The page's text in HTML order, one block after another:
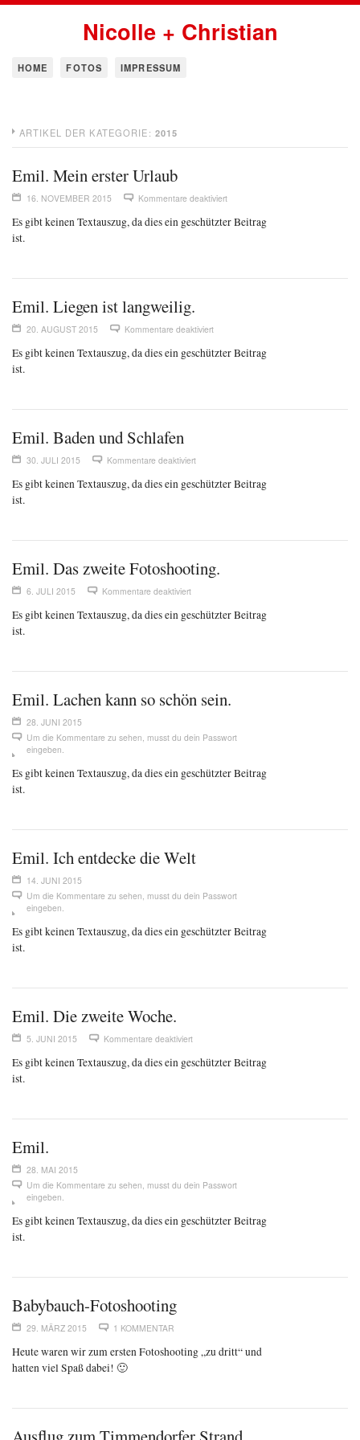
Nicolle + Christian
HOME FOTOS IMPRESSUM
ARTIKEL DER KATEGORIE: 2015
Emil. Mein erster Urlaub
16. NOVEMBER 2015 Kommentare deaktiviert
Es gibt keinen Textauszug, da dies ein geschützter Beitrag
ist.
Emil. Liegen ist langweilig.
20. AUGUST 2015 Kommentare deaktiviert
Es gibt keinen Textauszug, da dies ein geschützter Beitrag
ist.
Emil. Baden und Schlafen
30. JULI 2015 Kommentare deaktiviert
Es gibt keinen Textauszug, da dies ein geschützter Beitrag
ist.
Emil. Das zweite Fotoshooting.
6. JULI 2015 Kommentare deaktiviert
Es gibt keinen Textauszug, da dies ein geschützter Beitrag
ist.
Emil. Lachen kann so schön sein.
28. JUNI 2015
Um die Kommentare zu sehen, musst du dein Passwort
eingeben.
Es gibt keinen Textauszug, da dies ein geschützter Beitrag
ist.
Emil. Ich entdecke die Welt
14. JUNI 2015
Um die Kommentare zu sehen, musst du dein Passwort
eingeben.
Es gibt keinen Textauszug, da dies ein geschützter Beitrag
ist.
Emil. Die zweite Woche.
5. JUNI 2015 Kommentare deaktiviert
Es gibt keinen Textauszug, da dies ein geschützter Beitrag
ist.
Emil.
28. MAI 2015
Um die Kommentare zu sehen, musst du dein Passwort
eingeben.
Es gibt keinen Textauszug, da dies ein geschützter Beitrag
ist.
Babybauch-Fotoshooting
29. MÄRZ 2015 1 KOMMENTAR
Heute waren wir zum ersten Fotoshooting „zu dritt“ und
hatten viel Spaß dabei! 🙂